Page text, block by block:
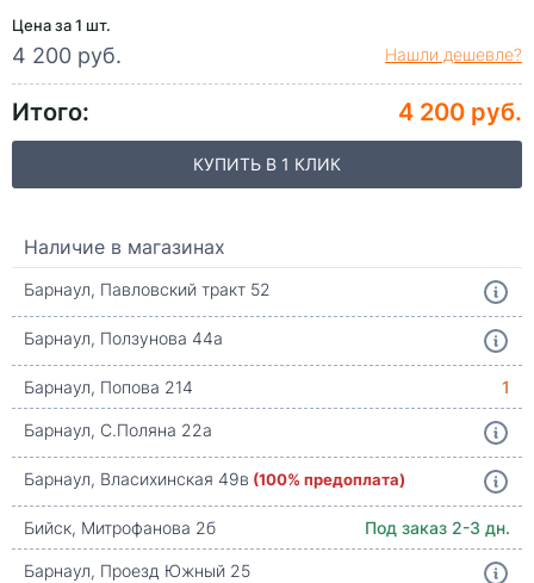
Цена за 1 шт.
4 200 руб. Нашли дешевле?
Итого: 4 200 руб.
КУПИТЬ В 1 КЛИК
Наличие в магазинах
Барнаул, Павловский тракт 52
Барнаул, Ползунова 44а
Барнаул, Попова 214
1
Барнаул, С.Поляна 22а
Барнаул, Власихинская 49в (100% предоплата)
Бийск, Митрофанова 2б
Под заказ 2-3 дн.
Барнаул, Проезд Южный 25